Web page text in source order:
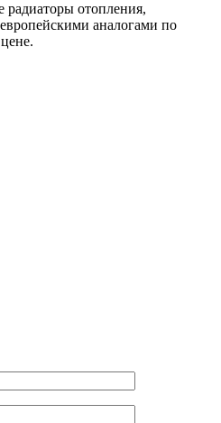
радиаторы отопления,
аналогами по